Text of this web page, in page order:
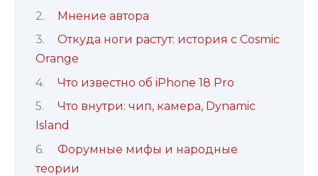
Мнение автора
Откуда ноги растут: история с Cosmic
Orange
Что известно об iPhone 18 Pro
Что внутри: чип, камера, Dynamic
Island
Форумные мифы и народные
теории